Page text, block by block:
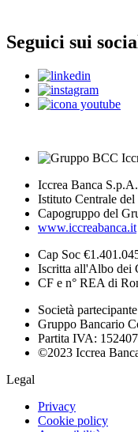
Seguici sui
Iccrea Banca S.p.A.
Istituto Centrale
Capogruppo del
www.iccreabanca.it
Cap Soc
Iscritta all'Albo dei
CF e n° REA di
Società
Gruppo Bancario
Partita IVA:
©2023 Iccrea
Legal
Privacy
Cookie policy